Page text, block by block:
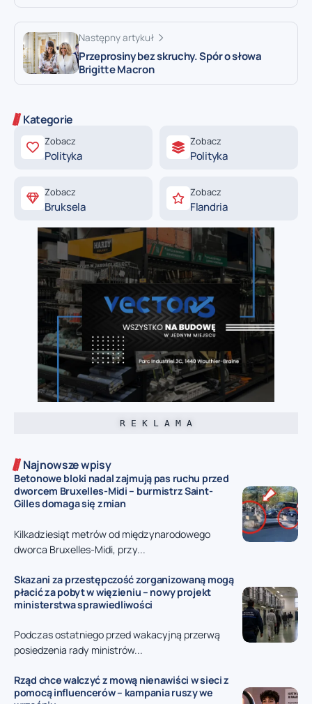
Następny artykuł
Przeprosiny bez skruchy. Spór o słowa
Brigitte Macron
Kategorie
Zobacz
Polityka
Zobacz
Polityka
Zobacz
Bruksela
Zobacz
Flandria
R E K L A M A
Najnowsze wpisy
Betonowe bloki nadal zajmują pas ruchu przed
dworcem Bruxelles-Midi – burmistrz Saint-
Gilles domaga się zmian
Kilkadziesiąt metrów od międzynarodowego
dworca Bruxelles-Midi, przy...
Skazani za przestępczość zorganizowaną mogą
płacić za pobyt w więzieniu – nowy projekt
ministerstwa sprawiedliwości
Podczas ostatniego przed wakacyjną przerwą
posiedzenia rady ministrów...
Rząd chce walczyć z mową nienawiści w sieci z
pomocą influencerów – kampania ruszy we